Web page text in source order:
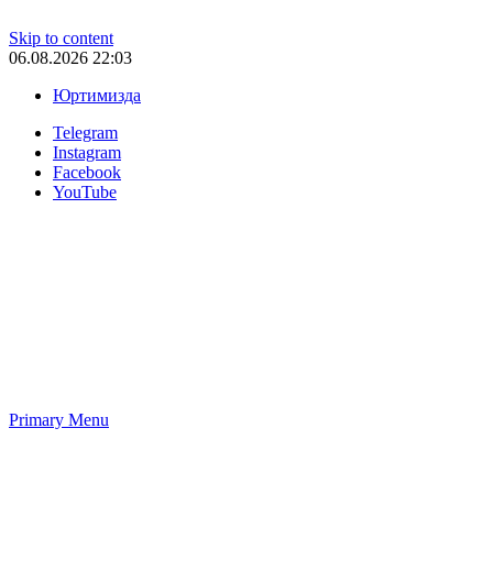
Skip to content
06.08.2026 22:03
Юртимизда
Telegram
Instagram
Facebook
YouTube
Primary Menu